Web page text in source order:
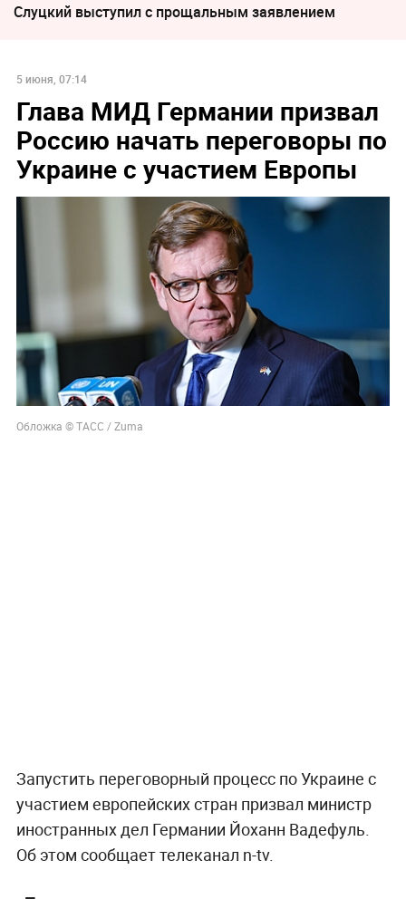
Слуцкий выступил с прощальным заявлением
5 июня, 07:14
Глава МИД Германии призвал
Россию начать переговоры по
Украине с участием Европы
Обложка © ТАСС / Zuma
Запустить переговорный процесс по Украине с
участием европейских стран призвал министр
иностранных дел Германии Йоханн Вадефуль.
Об этом сообщает телеканал n-tv.